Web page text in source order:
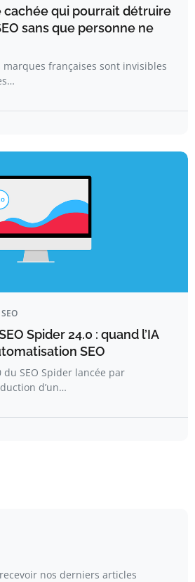
cachée qui pourrait détruire
sans que personne ne
marques françaises sont invisibles
Spider 24.0 : quand l’IA
SEO
du SEO Spider lancée par
d’un…
nos derniers articles